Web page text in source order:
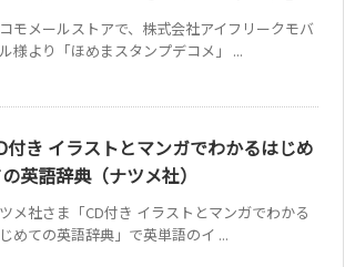
モメールストアで、株式会社アイフリークモバ
様より「ほめまスタンプデコメ」 ...
付き イラストとマンガでわかるはじめ
英語辞典（ナツメ社）
メ社さま「CD付き イラストとマンガでわかる
めての英語辞典」で英単語のイ ...